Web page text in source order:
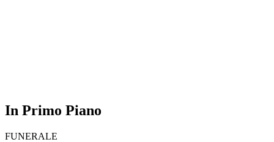
In Primo Piano
FUNERALE